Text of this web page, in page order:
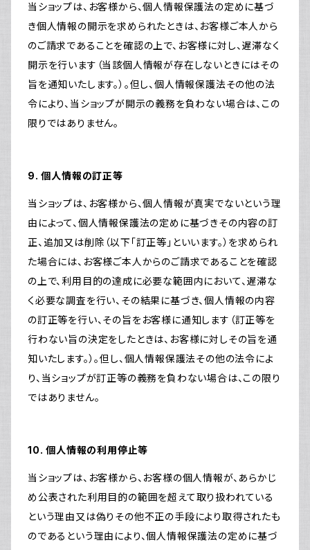
当ショップは、お客様から、個人情報保護法の定めに基づ
き個人情報の開示を求められたときは、お客様ご本人から
のご請求であることを確認の上で、お客様に対し、遅滞なく
開示を行います（当該個人情報が存在しないときにはその
旨を通知いたします。）。但し、個人情報保護法その他の法
令により、当ショップが開示の義務を負わない場合は、この
限りではありません。
9. 個人情報の訂正等
当ショップは、お客様から、個人情報が真実でないという理
由によって、個人情報保護法の定めに基づきその内容の訂
正、追加又は削除（以下「訂正等」といいます。）を求められ
た場合には、お客様ご本人からのご請求であることを確認
の上で、利用目的の達成に必要な範囲内において、遅滞な
く必要な調査を行い、その結果に基づき、個人情報の内容
の訂正等を行い、その旨をお客様に通知します（訂正等を
行わない旨の決定をしたときは、お客様に対しその旨を通
知いたします。）。但し、個人情報保護法その他の法令によ
り、当ショップが訂正等の義務を負わない場合は、この限り
ではありません。
10. 個人情報の利用停止等
当ショップは、お客様から、お客様の個人情報が、あらかじ
め公表された利用目的の範囲を超えて取り扱われている
という理由又は偽りその他不正の手段により取得されたも
のであるという理由により、個人情報保護法の定めに基づ